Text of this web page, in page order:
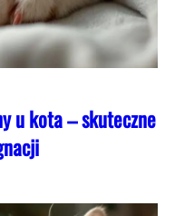
u kota – skuteczne